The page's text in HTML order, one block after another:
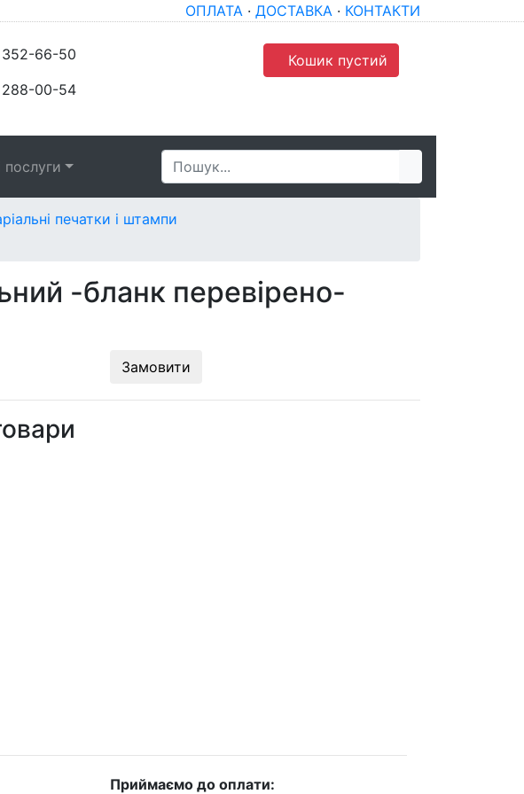
ОПЛАТА · ДОСТАВКА · КОНТАКТИ
66-50
00-54
Кошик пустий
послуги
печатки і штампи
-бланк перевірено-
Замовити
Приймаємо до оплати: